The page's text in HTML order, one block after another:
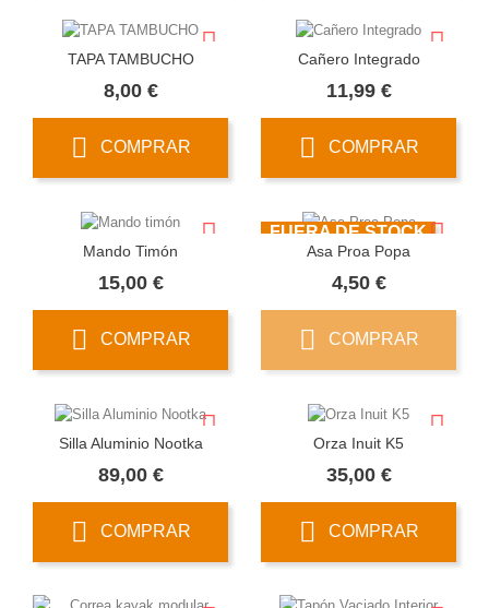
TAPA TAMBUCHO
8,00 €Precio
COMPRAR
Cañero Integrado
11,99 €Precio
COMPRAR
Mando Timón
15,00 €Precio
COMPRAR
FUERA DE STOCK
Asa Proa Popa
4,50 €Precio
COMPRAR
Silla Aluminio Nootka
89,00 €Precio
COMPRAR
Orza Inuit K5
35,00 €Precio
COMPRAR